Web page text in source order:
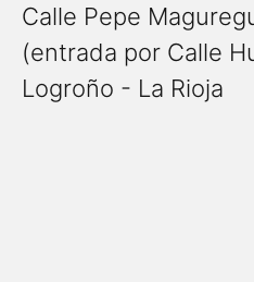
Calle Pepe
(entrada por Calle
Logroño - La Rioja